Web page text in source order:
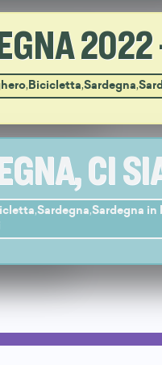
2022
, Bicicletta,Sardegna,
CI
,Sardegna,Sardegna in